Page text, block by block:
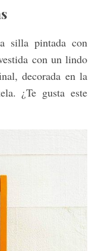
silla pintada con
con un lindo
decorada en la
¿Te gusta este